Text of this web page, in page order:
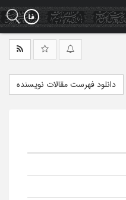
دانلود فهرست مقالات نویسنده